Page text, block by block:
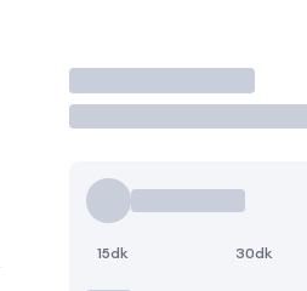
İşlem Yap
15dk 30dk